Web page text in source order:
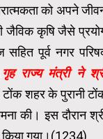
को अपने
जैविक कृषि जैसे
पूर्व नगर
गृह राज्य मंत्री ने
शहर के पुरानी
की। इस दौरान
किया गया।(1234)